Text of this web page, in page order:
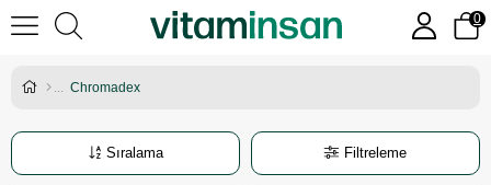
0
Chromadex
Filtreleme
Sıralama